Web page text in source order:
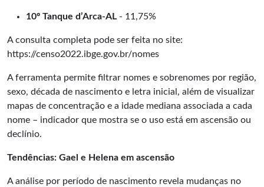
10º Tanque d’Arca-AL - 11,75%
A consulta completa pode ser feita no site:
https://censo2022.ibge.gov.br/nomes
A ferramenta permite filtrar nomes e sobrenomes por região,
sexo, década de nascimento e letra inicial, além de visualizar
mapas de concentração e a idade mediana associada a cada
nome – indicador que mostra se o uso está em ascensão ou
declínio.
Tendências: Gael e Helena em ascensão
A análise por período de nascimento revela mudanças no